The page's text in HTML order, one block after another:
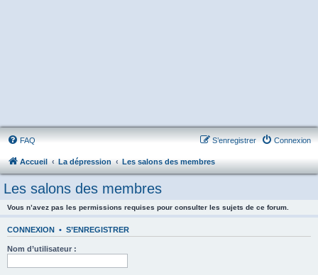
FAQ Connexion
S’enregistrer
Accueil La dépression Les salons des membres
Les salons des membres
Vous n’avez pas les permissions requises pour consulter les sujets de ce forum.
CONNEXION • S’ENREGISTRER
Nom d’utilisateur :